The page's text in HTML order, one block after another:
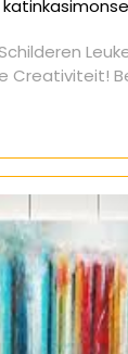
katinkasimonse
Creativiteit!